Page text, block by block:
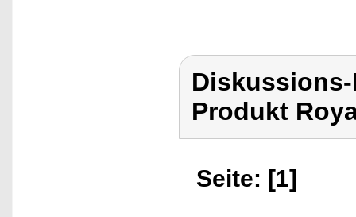
Produkt
Seite: [1]